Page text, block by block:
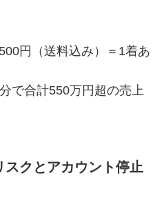
円（送料込み）＝1着あ
で合計550万円超の売上
クとアカウント停止